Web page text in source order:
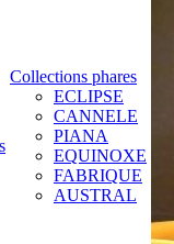
Collections phares
ECLIPSE
CANNELE
PIANA
EQUINOXE
FABRIQUE
AUSTRAL